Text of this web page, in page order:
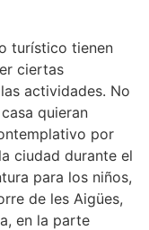
turístico tienen
ciertas
actividades. No
quieran
por
ciudad durante el
para los niños,
de les Aigües,
en la parte